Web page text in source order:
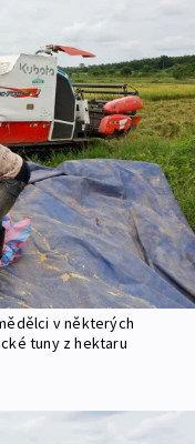
v některých
tuny z hektaru